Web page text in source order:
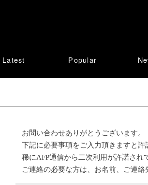
Latest Popular
お問い合わせありがとうございます。
下記に必要事項をご入力頂きますと
稀にAFP通信から二次利用が許諾さ
ご連絡の必要な方は、お名前、ご連